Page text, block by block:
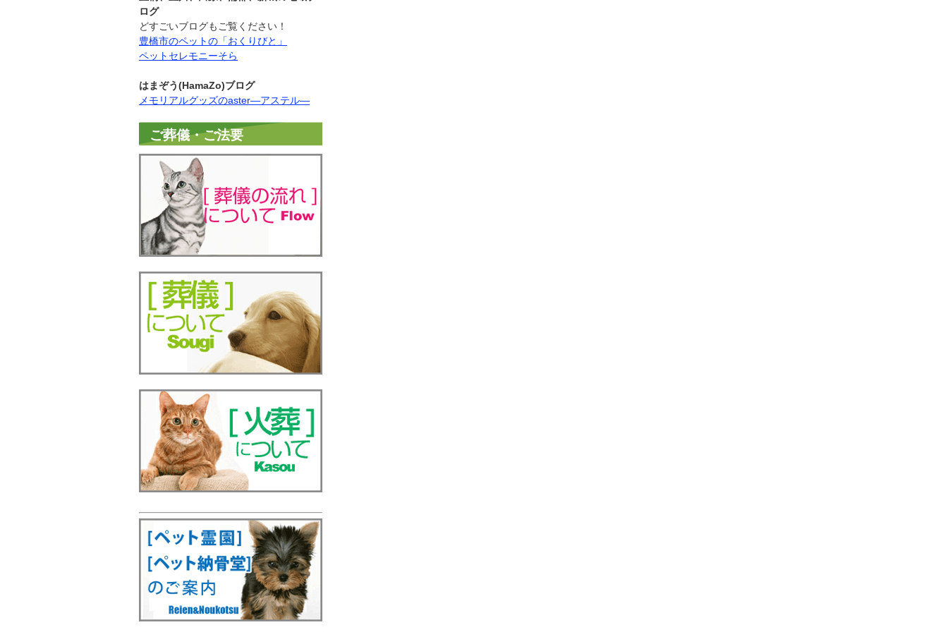
ログ
どすごいブログもご覧ください！
豊橋市のペットの「おくりびと」
ペットセレモニーそら
はまぞう(HamaZo)ブログ
メモリアルグッズのaster―アステル―
ご葬儀・ご法要